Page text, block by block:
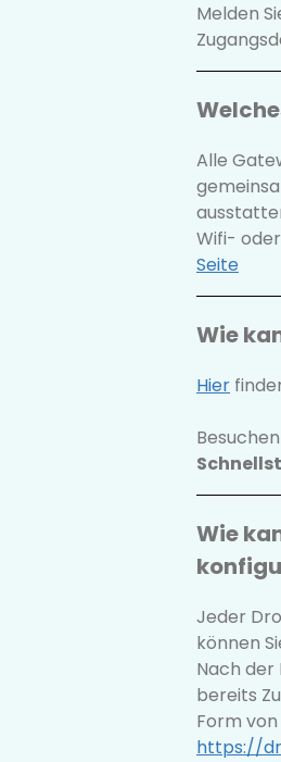
Melden
Alle
Wifi-
Seite
Wie
Hier
Wie
Jeder
können
Nach der
bereits
Form
https://